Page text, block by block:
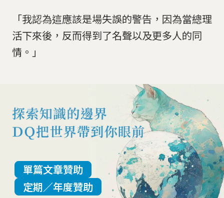
「我認為這應該是場失誤的警告，因為當總理
活下來後，反而得到了名聲以及更多人的同
情。」
單篇文章贊助
定期／年度贊助